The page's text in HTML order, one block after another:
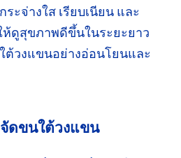
กระจ่างใส เรียบเนียน และ
ห้ดูสุขภาพดีขึ้นในระยะยาว
ใต้วงแขนอย่างอ่อนโยนและ
ดขนใต้วงแขน